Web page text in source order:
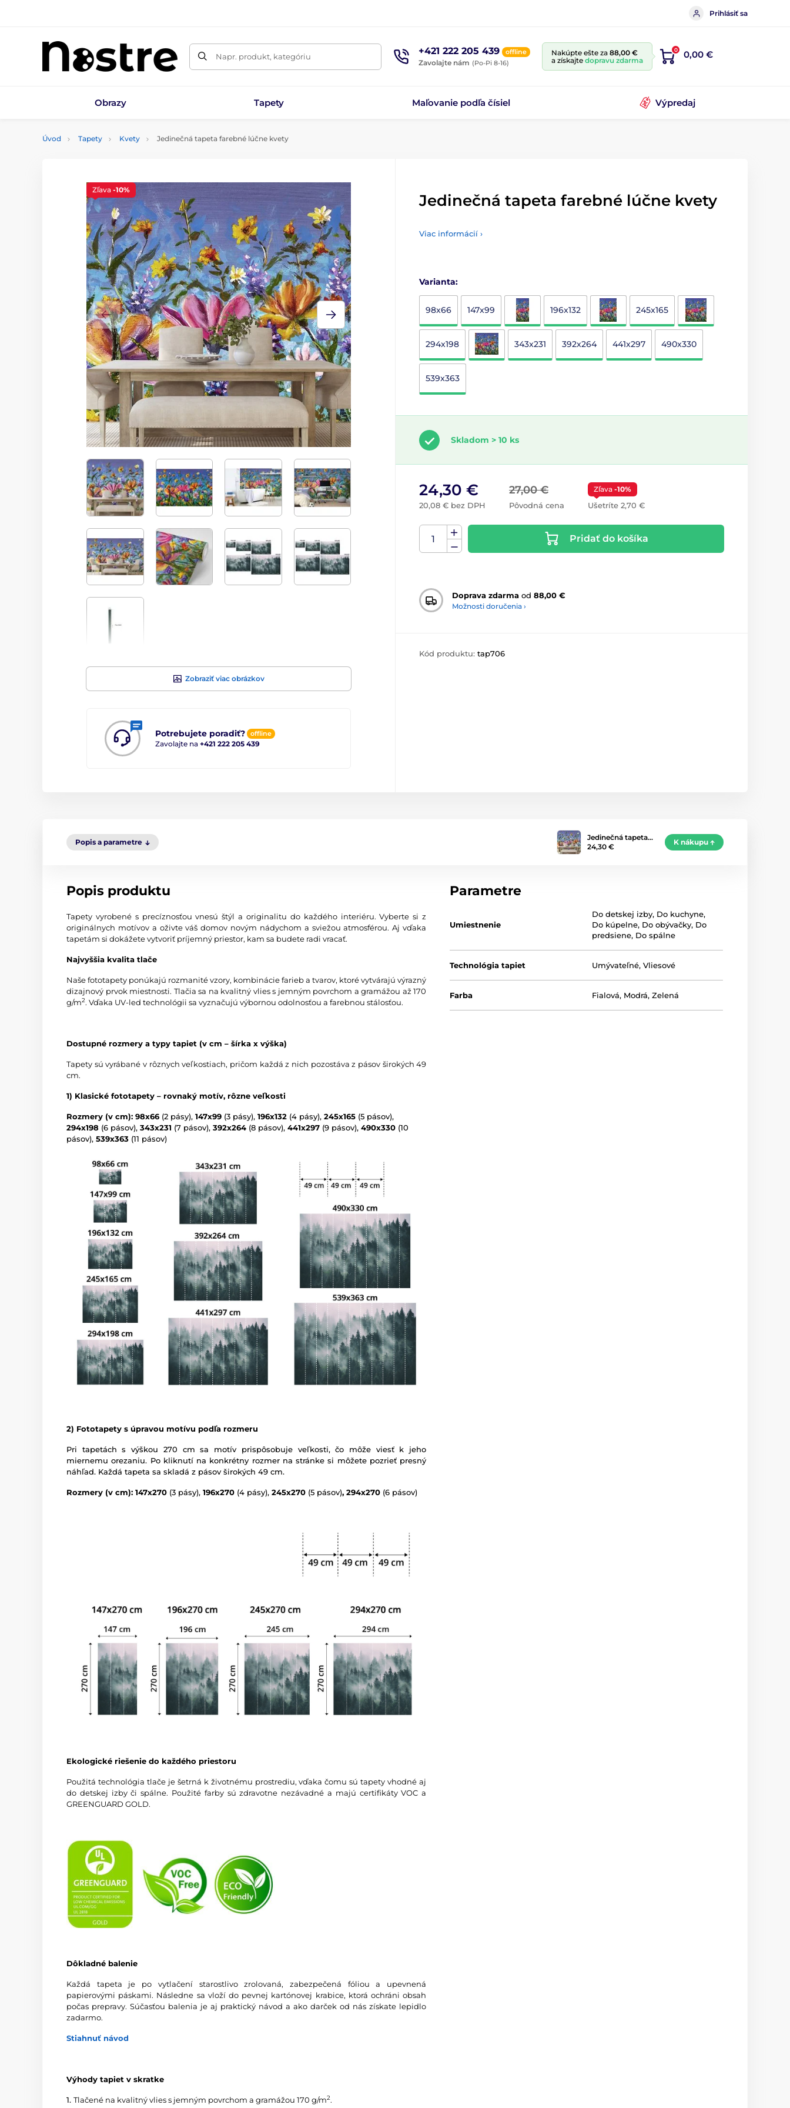
Prihlásiť sa
Napr. produkt, kategóriu +421 222 205 439 offline
Zavolajte nám (Po-Pi 8-16)
Nakúpte ešte za 88,00 €
a získajte dopravu zdarma
0 0,00 €
Obrazy Tapety Maľovanie podľa čísiel Výpredaj
Úvod Tapety Kvety Jedinečná tapeta farebné lúčne kvety
Zobraziť viac obrázkov
Potrebujete poradiť? offline
Zavolajte na +421 222 205 439
Zľava -10%
Jedinečná tapeta farebné lúčne kvety
Viac informácií ›
Varianta:
98x66 147x99 196x132 245x165
294x198 343x231 392x264 441x297 490x330
539x363
Skladom > 10 ks
27,00 €
Pôvodná cena
24,30 €
20,08 € bez DPH
Zľava -10%
Ušetríte 2,70 €
Pridať do košíka
Doprava zdarma od 88,00 €
Možnosti doručenia ›
Kód produktu: tap706
Popis a parametre
Jedinečná tapeta…
24,30 €
K nákupu
Popis produktu
Tapety vyrobené s precíznosťou vnesú štýl a originalitu do každého interiéru. Vyberte si z
originálnych motívov a oživte váš domov novým nádychom a sviežou atmosférou. Aj vďaka
tapetám si dokážete vytvoriť príjemný priestor, kam sa budete radi vracať.
Najvyššia kvalita tlače
Naše fototapety ponúkajú rozmanité vzory, kombinácie farieb a tvarov, ktoré vytvárajú výrazný
dizajnový prvok miestnosti. Tlačia sa na kvalitný vlies s jemným povrchom a gramážou až 170
g/m2. Vďaka UV-led technológii sa vyznačujú výbornou odolnosťou a farebnou stálosťou.
Dostupné rozmery a typy tapiet (v cm – šírka x výška)
Tapety sú vyrábané v rôznych veľkostiach, pričom každá z nich pozostáva z pásov širokých 49
cm.
1) Klasické fototapety – rovnaký motív, rôzne veľkosti
Rozmery (v cm): 98x66 (2 pásy), 147x99 (3 pásy), 196x132 (4 pásy), 245x165 (5 pásov),
294x198 (6 pásov), 343x231 (7 pásov), 392x264 (8 pásov), 441x297 (9 pásov), 490x330 (10
pásov), 539x363 (11 pásov)
2) Fototapety s úpravou motívu podľa rozmeru
Pri tapetách s výškou 270 cm sa motív prispôsobuje veľkosti, čo môže viesť k jeho
miernemu orezaniu. Po kliknutí na konkrétny rozmer na stránke si môžete pozrieť presný
náhľad. Každá tapeta sa skladá z pásov širokých 49 cm.
Rozmery (v cm): 147x270 (3 pásy), 196x270 (4 pásy), 245x270 (5 pásov), 294x270 (6 pásov)
Ekologické riešenie do každého priestoru
Použitá technológia tlače je šetrná k životnému prostrediu, vďaka čomu sú tapety vhodné aj
do detskej izby či spálne. Použité farby sú zdravotne nezávadné a majú certifikáty VOC a
GREENGUARD GOLD.
Dôkladné balenie
Každá tapeta je po vytlačení starostlivo zrolovaná, zabezpečená fóliou a upevnená
papierovými páskami. Následne sa vloží do pevnej kartónovej krabice, ktorá ochráni obsah
počas prepravy. Súčasťou balenia je aj praktický návod a ako darček od nás získate lepidlo
zadarmo.
Stiahnuť návod
Výhody tapiet v skratke
1. Tlačené na kvalitný vlies s jemným povrchom a gramážou 170 g/m2.
Parametre
Umiestnenie
Do detskej izby, Do kuchyne,
Do kúpelne, Do obývačky, Do
predsiene, Do spálne
Technológia tapiet Umývateľné,Vliesové
Farba Fialová, Modrá,Zelená